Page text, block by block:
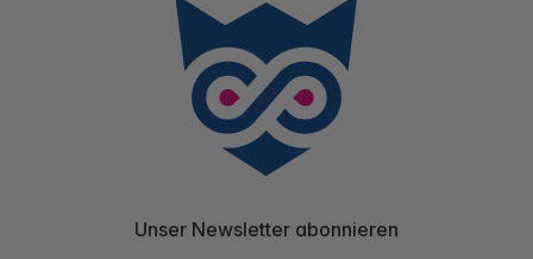
Unser Newsletter abonnieren